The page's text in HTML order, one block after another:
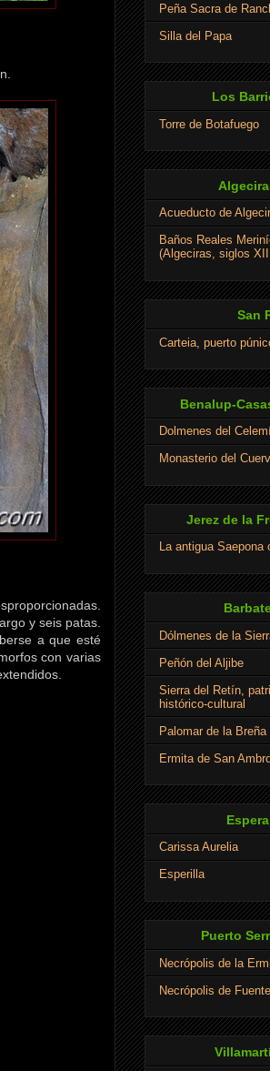
y seis patas.
a que esté
con varias
Peña Sacra de
Silla del Papa
Los
Torre de Botafuego
Acueducto de
Baños Reales
(Algeciras, siglos
San
Carteia, puerto
Benalup-
Dolmenes del
Monasterio del
Jerez de la
La antigua Saepona
Dólmenes de la
Peñón del Aljibe
Sierra del Retín,
histórico-cultural
Palomar de la Breña
Ermita de San
Carissa Aurelia
Esperilla
Puerto
Necrópolis de la
Necrópolis de